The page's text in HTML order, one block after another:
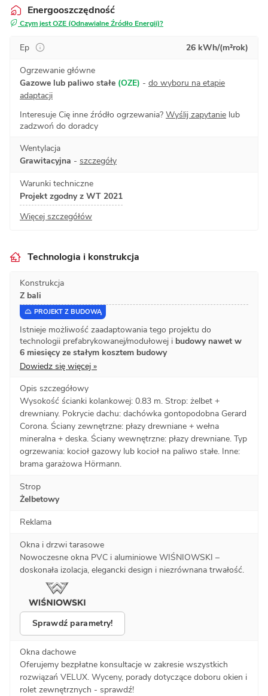
Energooszczędność
Czym jest OZE (Odnawialne Źródło Energii)?
Ep
26 kWh/(m²rok)
Ogrzewanie główne
Gazowe lub paliwo stałe (OZE) - do wyboru na etapie
adaptacji
Interesuje Cię inne źródło ogrzewania? Wyślij zapytanie lub
zadzwoń do doradcy
Wentylacja
Grawitacyjna - szczegóły
Warunki techniczne
Projekt zgodny z WT 2021
Więcej szczegółów
Technologia i konstrukcja
Konstrukcja
Z bali
PROJEKT Z BUDOWĄ
Istnieje możliwość zaadaptowania tego projektu do
technologii prefabrykowanej/modułowej i budowy nawet w
6 miesięcy ze stałym kosztem budowy
Dowiedz się więcej »
Opis szczegółowy
Wysokość ścianki kolankowej: 0.83 m. Strop: żelbet +
drewniany. Pokrycie dachu: dachówka gontopodobna Gerard
Corona. Ściany zewnętrzne: płazy drewniane + wełna
mineralna + deska. Ściany wewnętrzne: płazy drewniane. Typ
ogrzewania: kocioł gazowy lub kocioł na paliwo stałe. Inne:
brama garażowa Hörmann.
Strop
Żelbetowy
Reklama
Okna i drzwi tarasowe
Nowoczesne okna PVC i aluminiowe WIŚNIOWSKI –
doskonała izolacja, elegancki design i niezrównana trwałość.
Sprawdź parametry!
Okna dachowe
Oferujemy bezpłatne konsultacje w zakresie wszystkich
rozwiązań VELUX. Wyceny, porady dotyczące doboru okien i
rolet zewnętrznych - sprawdź!